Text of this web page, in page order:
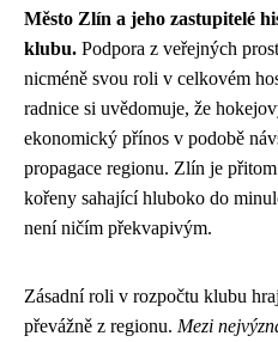
Město Zlín a jeho zastupitelé
klubu. Podpora z veřejných
nicméně svou roli v celkovém
radnice si uvědomuje, že
ekonomický přínos v podobě
propagace regionu. Zlín je
kořeny sahající hluboko do
není ničím překvapivým.
Zásadní roli v rozpočtu klubu
převážně z regionu. Mezi